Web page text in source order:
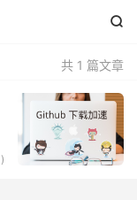

共 1 篇文章
)